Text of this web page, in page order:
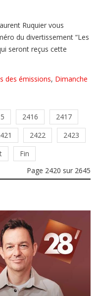
Ruquier vous
du divertissement “Les
seront reçus cette
des émissions, Dimanche
2416
2417
2422
2423
Fin
Page 2420 sur 2645